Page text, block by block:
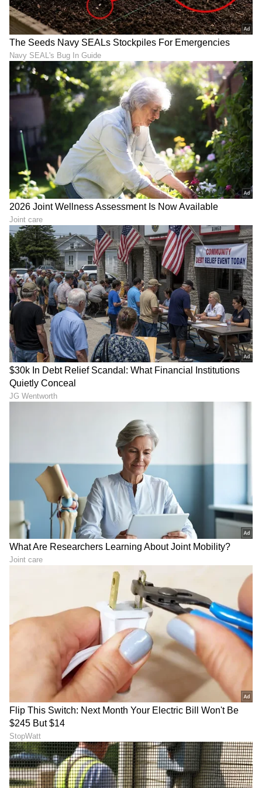
ಬಿಆರ್‌ ಪಾಟೀಲರಿಗೆ ಸಚಿವ ಸ್ಥಾನಕ್ಕೆ ಯಾಕೆ
ಪರಿಗಣಿಸಲಾಗಿಲ್ಲ? ಎಂಬ ಅಭಿಮಾನಿಗಳ ಪ್ರಶ್ನೆಗೆ ಉತ್ತರವೇ
ಇಲ್ಲದಂತಾಗಿದೆ. ಆದಾಗ್ಯೂ ಅಭಿಮಾನಿಗಳು ಪಾಟೀಲರಿಗೆ
ಸಚಿವಸ್ಥಾನ ನೀಡದ ಕಾಂಗ್ರೆಸ್‌ ವಿರುದ್ಧ ಮುನಿಸಿಕೊಂಡಿದ್ದಾರೆ.
ಪ್ರಿಯಾಂಕ್‌ಗೆ ಆರ್‌ಡಿಪಿಆರ್‌ ಖಾತೆ, ಡಾ. ಶರಣಪ್ರಕಾಶಗೆ
ಉನ್ನತಶಿಕ್ಷಣ
ಜಿಲ್ಲೆಯಿಂದ ಸಚಿವರಾಗಿರುವ ಚಿತ್ತಾಪುರದ ಶಾಸಕ ಪ್ರಿಯಾಂಕ್‌
ಖರ್ಗೆ(Priyank kharge)ಗೆ ಗ್ರಾಮೀಣಾಭಿವೃದ್ಧಿ ಹಾಗೂ
ಪಂಚಾಯತ್‌ ರಾಜ್‌ ಮತ್ತು ಸೇಡಂನ ಡಾ. ಶರಣಪ್ರಕಾಶ
ಪಾಟೀಲ(Sharana prakash patil)ರಿಗೆ ಉನ್ನತ ಶಿಕ್ಷಣ
ಖಾತೆಗಳು ಹಂಚಿಕೆಯಾಗಿವೆ. ಪ್ರಿಯಾಂಕ್‌ ಖರ್ಗೆ ಕಳೆದೆರಡು
ಬಾರಿಯ ಸಚಿವ ಸ್ಥಾನದಲ್ಲಿ ಪ್ರವಾಸೋದ್ಯಮ, ಐಟಿಬಿಟಿ ಖಾತೆ
ಹಾಗೂ ಸಮಾಜ ಕಲ್ಯಾಣ ಕಾತೆಗಳನ್ನು ನಿರ್ವಹಿಸಿದ್ದರು. ಈ
ಬಾರಿಯ ಸಂಪುಟದಲ್ಲಿ ಇವರಿಗೆ ಗ್ರಾಮೀಣ ಅಭಿವೃದ್ಧಿ ಹಾಗೂ
ಪಂಚಾಯತ್‌ ರಾಜ್‌ ಖಾತೆ ದೊರಕಿದೆ. ಈ ಕಾತೆಯಲ್ಲಿ ಕೆಲಸ
ಮಾಡಲು ಸಾಕಷ್ಟುಅವಕಾಶಗಲಿರೋದರಿಂದ ಪ್ರಿಯಾಂಕ್‌ರಿಂದ
ಕಲಬುರಗಿ ಸೇರಿದಂತೆ ಕಲ್ಯಾಣ ಭಾಗದಲ್ಲಿನ ಜನ ಹೆಚ್ಚಿನ
ನಿರೀಕ್ಷೆ ಹೊಂದಿದ್ದಾರೆ.
RSS Ban: ಇಷ್ಟು ದಿನ ಕುರುಡರ ಆಡಳಿತದಲ್ಲಿ
ಆಟವಾಡಿದ ಹಾಗಲ್ಲ: ಬಿಜೆಪಿಗೆ ಪ್ರಿಯಾಂಕ್ ತಿರುಗೇಟು
ಇನ್ನು ಕಳೆದ ಬಾರಿಯ ಸಿದ್ದರಾಮಯ್ಯ ಸರ್ಕಾರದಲ್ಲಿ
ವೈದ್ಯಕೀಯ ಶಿಕ್ಷಣ ಖಾತೆ ನಿಭಾಯಿಸಿದ್ದ ಡಾ. ಶರಣಪ್ರಕಾಶ
ಪಾಟೀಲರಿಗೆ ಈ ಬಾರಿ ಉನ್ನತ ಶಿಕ್ಷಣ ಖಾತೆ ದೊರಕಿದೆ.
ರಾಜ್ಯದ ವಿಶ್ವವಿದ್ಯಾಲಯಗಳು ಸೇರಿದಂತೆ ಉನ್ನತ ಶಿಕ್ಷಣ
ರಂಗದಲ್ಲಿ ಸಾಕಷ್ಟುಕೆಲಸ ಮಾಡಲು ಅವಕಾಶ ಇರೋದರಿಂದ
ಡಾ. ಶರಣಪ್ರಕಾಶರ ಮೇಲೆ ನಿರೀಕ್ಷೆಗಳು ಹೆಚ್ಚಿವೆ.